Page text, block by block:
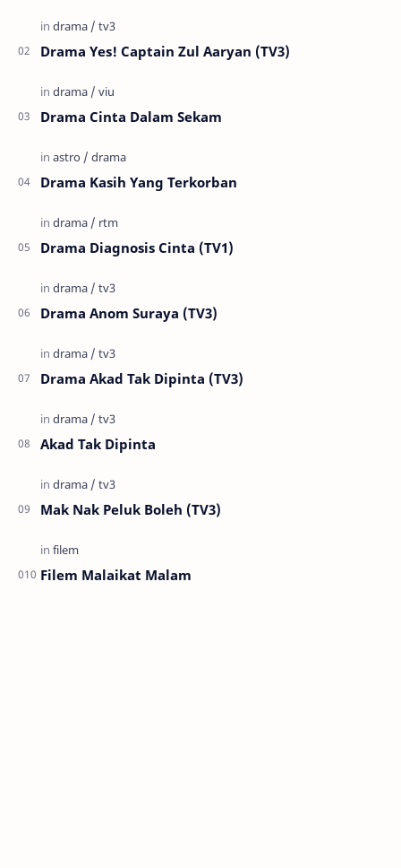
Drama Yes! Captain Zul Aaryan (TV3)
Drama Cinta Dalam Sekam
Drama Kasih Yang Terkorban
Drama Diagnosis Cinta (TV1)
Drama Anom Suraya (TV3)
Drama Akad Tak Dipinta (TV3)
Akad Tak Dipinta
Mak Nak Peluk Boleh (TV3)
Filem Malaikat Malam